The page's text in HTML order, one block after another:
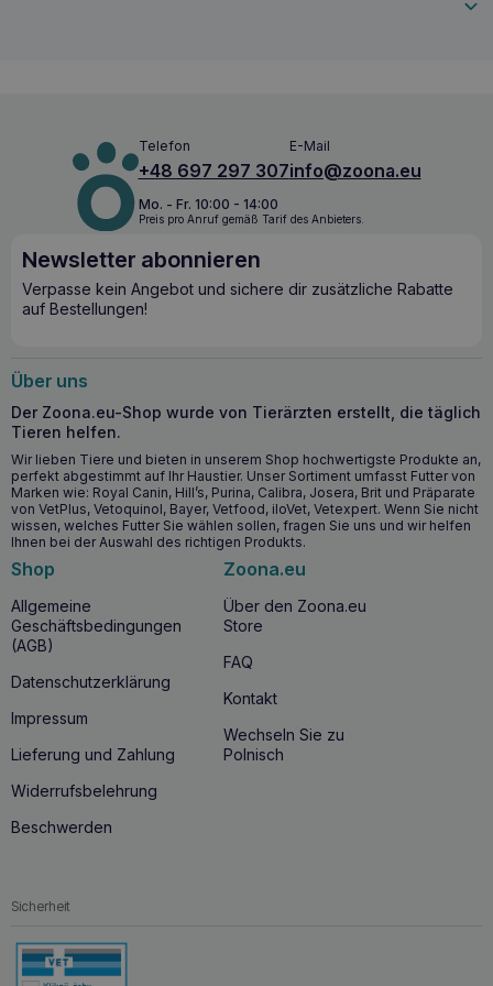
ROYAL CANIN Hypoallergenic Small Dog
3.5kg – spezielle Pflege für kleine Rassen
ROYAL CANIN Hypoallergenic Small Dog 3.5kg
speziell für Hunde kleiner Rassen empfohlen,
Darm-Symptomen,Futtermittelunverträglichkeiten
entzündlichen Darmerkrankungen,
exokriner
Pankreasinsuffizienz ,chronischem Durchfalloder
einerÜberwucherung der bakteriellen Darmflora
indem es ihnen alle notwendigen Nährstoffe bietet und
Wichtigste gesundheitliche Vorteile
Verringert das Risiko von
Nahrungsmittelunverträglichkeiten durch hydrolysiertes
Protein.
Reduziert die Urinsättigung (RSS) für einen gesunden
Harntrakt.
Unterstützt die Zahngesundheit durch sorgfältig
ausgewählte Inhaltsstoffe.
Stärkt die natürliche Hautbarriere für gesündere Haut
Wann sollten Sie ROYAL CANIN Hypoallergenic
Small Dog 3.5kg füttern?
Dieses Futter wird
für erwachsene Hunde kleiner
Rassen (1-10 kg)
Nahrungsmittelunverträglichkeiten
Warum ROYAL CANIN Hypoallergenic Small
Dog 3.5kg kaufen?
Telefon
+48 697 297 307
E-Mail
info@zoona.eu
Mo. - Fr. 10:00 - 14:00
Preis pro Anruf gemäß Tarif des Anbieters.
Newsletter abonnieren
Verpasse kein Angebot und sichere dir zusätzliche Rabatte
auf Bestellungen!
Über uns
Der Zoona.eu-Shop wurde von Tierärzten erstellt, die täglich
Tieren helfen.
Wir lieben Tiere und bieten in unserem Shop hochwertigste Produkte an,
perfekt abgestimmt auf Ihr Haustier. Unser Sortiment umfasst Futter von
Marken wie: Royal Canin, Hill’s, Purina, Calibra, Josera, Brit und Präparate
von VetPlus, Vetoquinol, Bayer, Vetfood, iloVet, Vetexpert. Wenn Sie nicht
wissen, welches Futter Sie wählen sollen, fragen Sie uns und wir helfen
Ihnen bei der Auswahl des richtigen Produkts.
Shop
Allgemeine
Geschäftsbedingungen
(AGB)
Datenschutzerklärung
Impressum
Lieferung und Zahlung
Widerrufsbelehrung
Beschwerden
Zoona.eu
Über den Zoona.eu
Store
FAQ
Kontakt
Wechseln Sie zu
Polnisch
Sicherheit